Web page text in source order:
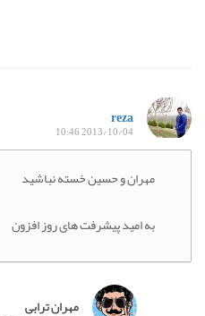
reza
2013/10/04 10:46
مهران و حسین خسته نباشید
به امید پیشرفت های روز افزون
مهران ترابی